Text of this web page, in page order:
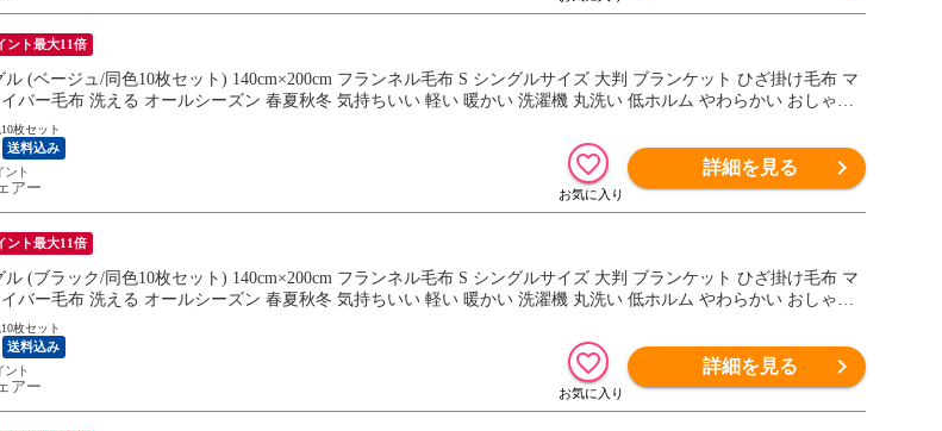
ント最大11倍
ル (ベージュ/同色10枚セット) 140cm×200cm フランネル毛布 S シングルサイズ 大判 ブランケット ひざ掛け毛布 マ
バー毛布 洗える オールシーズン 春夏秋冬 気持ちいい 軽い 暖かい 洗濯機 丸洗い 低ホルム やわらかい おしゃれ
枚セット
送料込み
アー
詳細を見る
ント最大11倍
ル (ブラック/同色10枚セット) 140cm×200cm フランネル毛布 S シングルサイズ 大判 ブランケット ひざ掛け毛布 マ
バー毛布 洗える オールシーズン 春夏秋冬 気持ちいい 軽い 暖かい 洗濯機 丸洗い 低ホルム やわらかい おしゃれ
枚セット
送料込み
アー
詳細を見る